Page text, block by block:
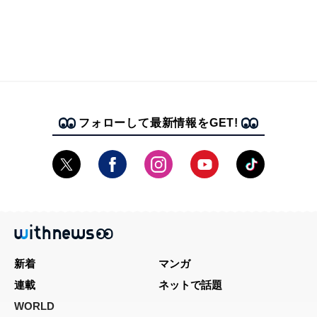
フォローして最新情報をGET!
新着
マンガ
連載
ネットで話題
WORLD